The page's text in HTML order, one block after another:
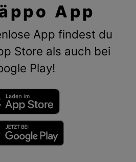
App
App findest du
Store als auch bei
Play!